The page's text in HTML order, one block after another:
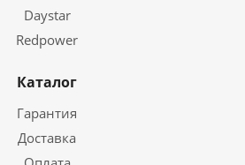
Daystar
Redpower
Каталог
Гарантия
Доставка